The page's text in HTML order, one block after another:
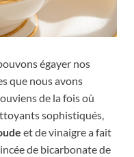
égayer nos
que nous avons
de la fois où
sophistiqués,
et de vinaigre a fait
de bicarbonate de